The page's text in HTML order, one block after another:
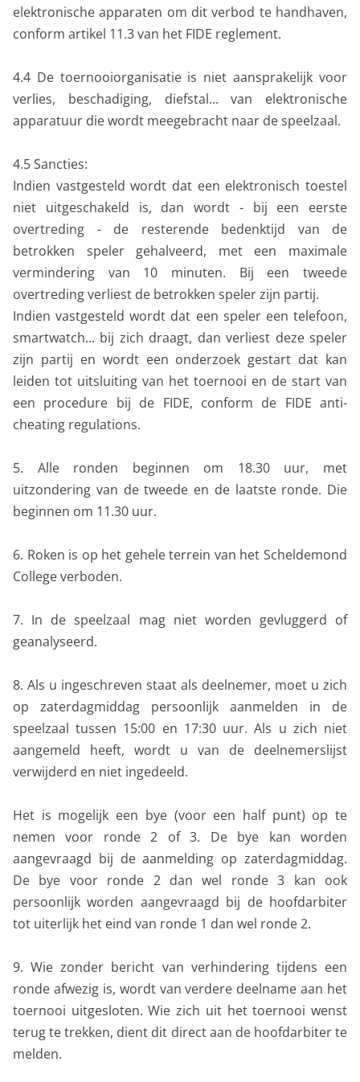
elektronische apparaten om dit verbod te handhaven,
conform artikel 11.3 van het FIDE reglement.
4.4 De toernooiorganisatie is niet aansprakelijk voor
verlies, beschadiging, diefstal... van elektronische
apparatuur die wordt meegebracht naar de speelzaal.
4.5 Sancties:
Indien vastgesteld wordt dat een elektronisch toestel
niet uitgeschakeld is, dan wordt - bij een eerste
overtreding - de resterende bedenktijd van de
betrokken speler gehalveerd, met een maximale
vermindering van 10 minuten. Bij een tweede
overtreding verliest de betrokken speler zijn partij.
Indien vastgesteld wordt dat een speler een telefoon,
smartwatch... bij zich draagt, dan verliest deze speler
zijn partij en wordt een onderzoek gestart dat kan
leiden tot uitsluiting van het toernooi en de start van
een procedure bij de FIDE, conform de FIDE anti-
cheating regulations.
5. Alle ronden beginnen om 18.30 uur, met
uitzondering van de tweede en de laatste ronde. Die
beginnen om 11.30 uur.
6. Roken is op het gehele terrein van het Scheldemond
College verboden.
7. In de speelzaal mag niet worden gevluggerd of
geanalyseerd.
8. Als u ingeschreven staat als deelnemer, moet u zich
op zaterdagmiddag persoonlijk aanmelden in de
speelzaal tussen 15:00 en 17:30 uur. Als u zich niet
aangemeld heeft, wordt u van de deelnemerslijst
verwijderd en niet ingedeeld.
Het is mogelijk een bye (voor een half punt) op te
nemen voor ronde 2 of 3. De bye kan worden
aangevraagd bij de aanmelding op zaterdagmiddag.
De bye voor ronde 2 dan wel ronde 3 kan ook
persoonlijk worden aangevraagd bij de hoofdarbiter
tot uiterlijk het eind van ronde 1 dan wel ronde 2.
9. Wie zonder bericht van verhindering tijdens een
ronde afwezig is, wordt van verdere deelname aan het
toernooi uitgesloten. Wie zich uit het toernooi wenst
terug te trekken, dient dit direct aan de hoofdarbiter te
melden.